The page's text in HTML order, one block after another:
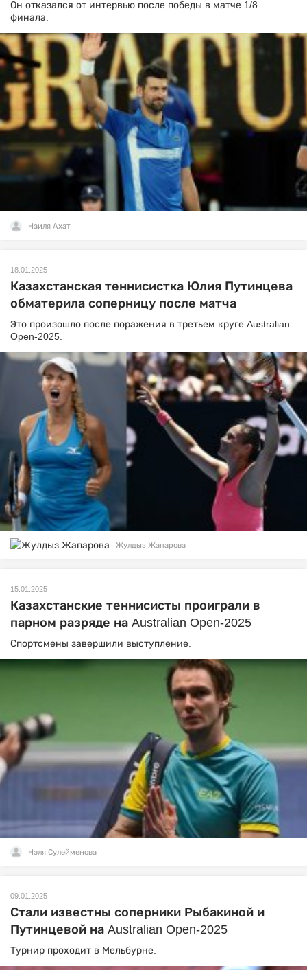
Он отказался от интервью после победы в матче 1/8
финала.
Наиля Ахат
18.01.2025
Казахстанская теннисистка Юлия Путинцева
обматерила соперницу после матча
Это произошло после поражения в третьем круге Australian
Open-2025.
Жулдыз Жапарова
15.01.2025
Казахстанские теннисисты проиграли в
парном разряде на Australian Open-2025
Спортсмены завершили выступление.
Нэля Сулейменова
09.01.2025
Стали известны соперники Рыбакиной и
Путинцевой на Australian Open-2025
Турнир проходит в Мельбурне.